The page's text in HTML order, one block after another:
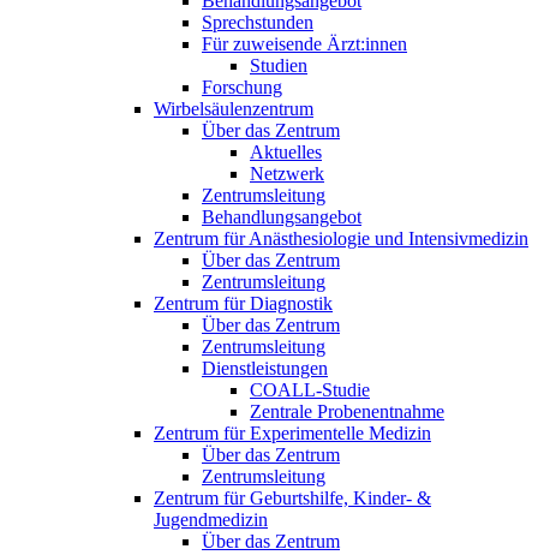
Sprechstunden
Für zuweisende Ärzt:innen
Studien
Forschung
Wirbelsäulenzentrum
Über das Zentrum
Aktuelles
Netzwerk
Zentrumsleitung
Behandlungsangebot
Zentrum für Anästhesiologie und Intensivmedizin
Über das Zentrum
Zentrumsleitung
Zentrum für Diagnostik
Über das Zentrum
Zentrumsleitung
Dienstleistungen
COALL-Studie
Zentrale Probenentnahme
Zentrum für Experimentelle Medizin
Über das Zentrum
Zentrumsleitung
Zentrum für Geburtshilfe, Kinder- &
Jugendmedizin
Über das Zentrum